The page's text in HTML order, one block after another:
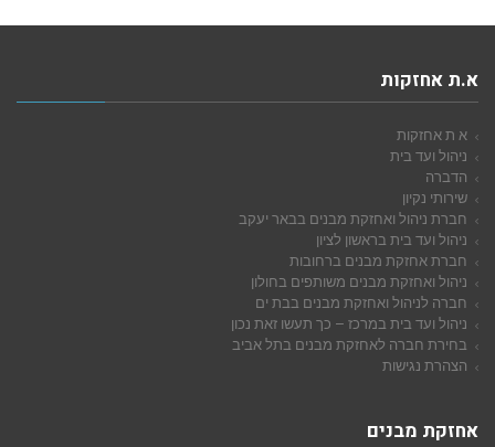
א.ת אחזקות
א ת אחזקות
ניהול ועד בית
הדברה
שירותי נקיון
חברת ניהול ואחזקת מבנים בבאר יעקב
ניהול ועד בית בראשון לציון
חברת אחזקת מבנים ברחובות
ניהול ואחזקת מבנים משותפים בחולון
חברה לניהול ואחזקת מבנים בבת ים
ניהול ועד בית במרכז – כך תעשו זאת נכון
בחירת חברה לאחזקת מבנים בתל אביב
הצהרת נגישות
אחזקת מבנים